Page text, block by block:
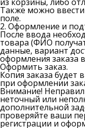
Также можно
поле.
2. Оформление и
После ввода
товара (ФИО
данные, вариант
оформления заказа
Оформить заказ.
Копия заказа будет
при оформлении
Внимание!
неточный или
дополнительной
проверяйте ваши
регистрации и